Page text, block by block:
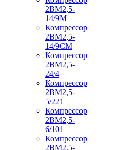
2ВМ2,5-
14/9М
Компрессор
2ВМ2,5-
14/9СМ
Компрессор
2ВМ2,5-
24/4
Компрессор
2ВМ2,5-
5/221
Компрессор
2ВМ2,5-
6/101
Компрессор
2ВМ2,5-